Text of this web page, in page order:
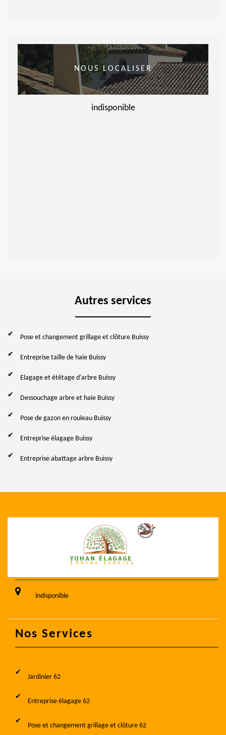
NOUS LOCALISER
indisponible
Autres services
Pose et changement grillage et clôture Buissy
Entreprise taille de haie Buissy
Elagage et étêtage d'arbre Buissy
Dessouchage arbre et haie Buissy
Pose de gazon en rouleau Buissy
Entreprise élagage Buissy
Entreprise abattage arbre Buissy
indisponible
Nos Services
Jardinier 62
Entreprise élagage 62
Pose et changement grillage et clôture 62